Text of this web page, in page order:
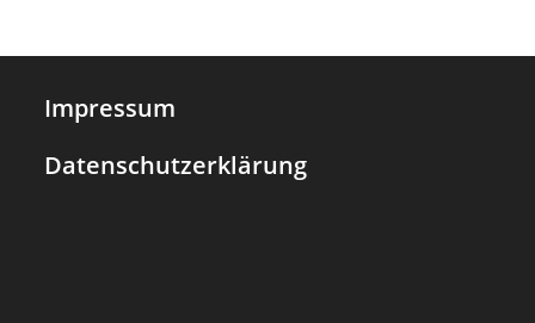
Impressum
Datenschutzerklärung